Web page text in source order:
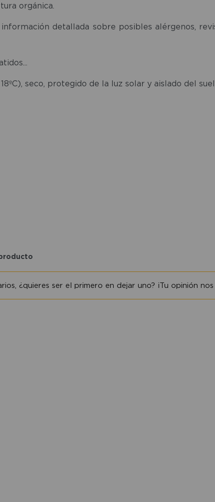
orgánica.
detallada sobre posibles alérgenos,
seco, protegido de la luz solar y aislado del
¿quieres ser el primero en dejar uno? ¡Tu opinión